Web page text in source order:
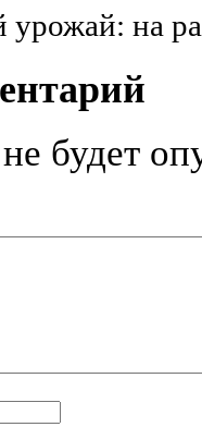
на
будет